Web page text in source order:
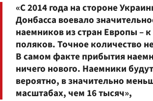
«С 2014 года на стороне
Донбасса воевало
наемников из стран Европы –
поляков. Точное количество
В самом факте прибытия
ничего нового. Наемники
вероятно, в значительно
масштабах, чем 16 тысяч»,